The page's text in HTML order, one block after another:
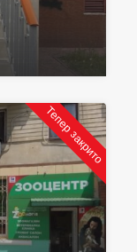
Тепер закрито